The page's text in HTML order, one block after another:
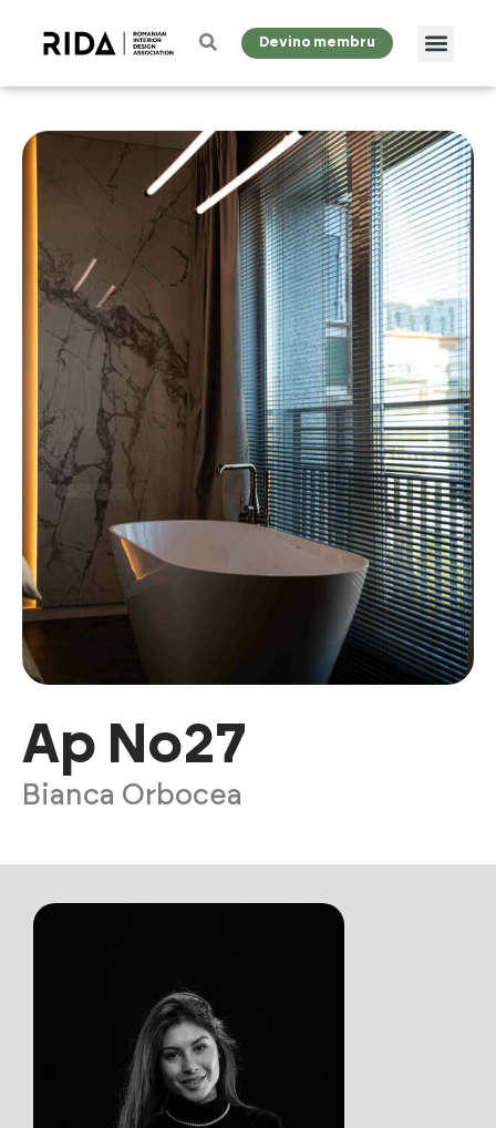
Devino membru
Ap No27
Bianca Orbocea